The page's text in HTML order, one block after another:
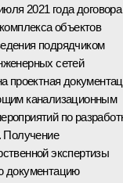
2021 года договора
объектов
подрядчиком
сетей
проектная
канализационным
по
Получение
экспертизы
документацию